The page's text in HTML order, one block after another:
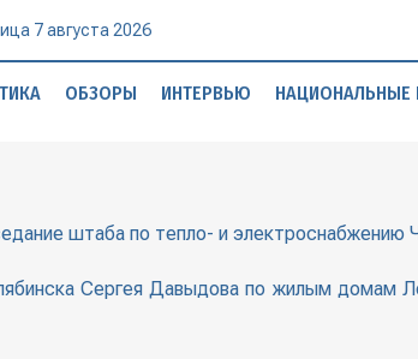
7 августа 2026
ОБЗОРЫ ИНТЕРВЬЮ НАЦИОНАЛЬНЫЕ
штаба по тепло- и электроснабжению
Сергея Давыдова по жилым домам